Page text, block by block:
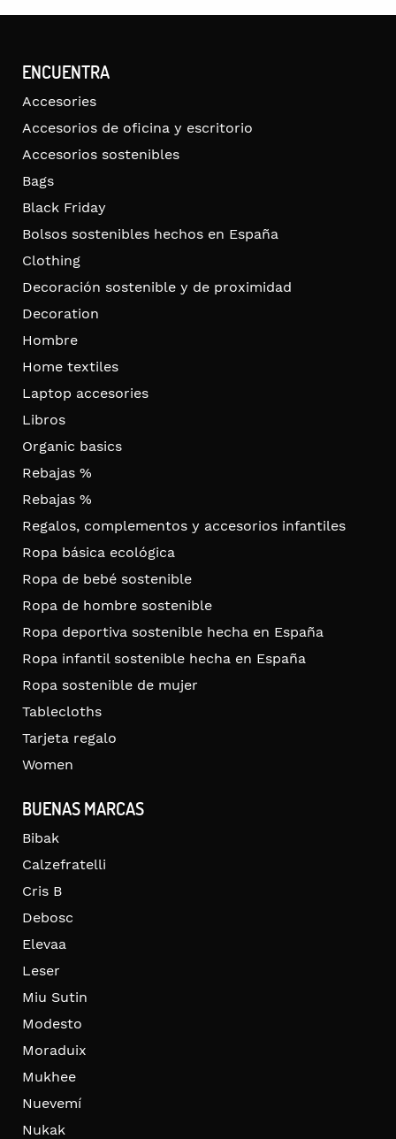
ENCUENTRA
Accesories
Accesorios de oficina y escritorio
Accesorios sostenibles
Bags
Black Friday
Bolsos sostenibles hechos en España
Clothing
Decoración sostenible y de proximidad
Decoration
Hombre
Home textiles
Laptop accesories
Libros
Organic basics
Rebajas %
Rebajas %
Regalos, complementos y accesorios infantiles
Ropa básica ecológica
Ropa de bebé sostenible
Ropa de hombre sostenible
Ropa deportiva sostenible hecha en España
Ropa infantil sostenible hecha en España
Ropa sostenible de mujer
Tablecloths
Tarjeta regalo
Women
BUENAS MARCAS
Bibak
Calzefratelli
Cris B
Debosc
Elevaa
Leser
Miu Sutin
Modesto
Moraduix
Mukhee
Nuevemí
Nukak